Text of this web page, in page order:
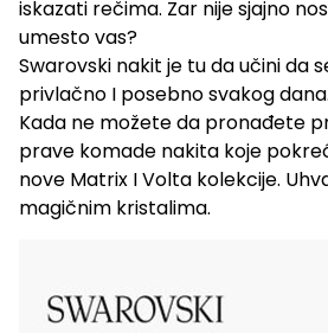
iskazati rečima. Zar nije sjajno
umesto vas?
Swarovski nakit je tu da učini da
privlačno I posebno svakog dana.
Kada ne možete da pronađete
prave komade nakita koje
nove Matrix I Volta kolekcije.
magičnim kristalima.